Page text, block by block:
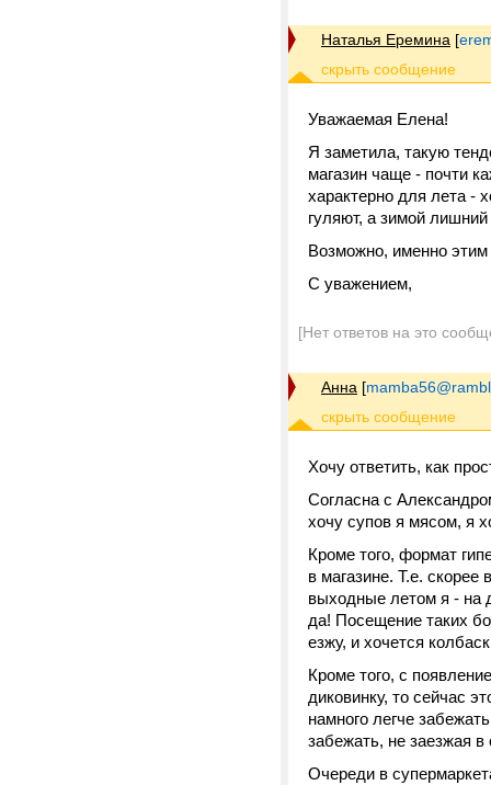
Наталья Еремина [
Уважаемая Елена!
Я заметила, такую
магазин чаще - почти
характерно для лета -
гуляют, а зимой
Возможно, именно
С уважением,
[Нет ответов на это
Анна [
Хочу ответить, как
Согласна с
хочу супов я мясом, я
Кроме того, формат
в магазине. Т.е.
выходные летом я - на
да! Посещение таких
езжу, и хочется
Кроме того, с
диковинку, то сейчас
намного легче
забежать, не заезжая в
Очереди в